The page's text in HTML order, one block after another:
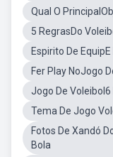
Qual O
5 RegrasDo
Espirito De
Fer Play NoJogo
Jogo De Voleibol6
Tema De Jogo
Fotos De Xandó
Bola